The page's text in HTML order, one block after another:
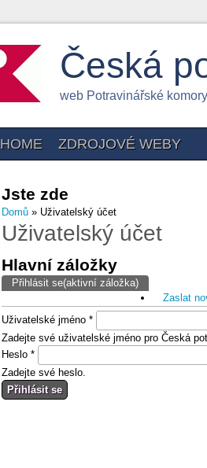
Česká
web Potravinářské
HOME ZDROJOVÉ WEBY
Jste zde
Domů » Uživatelský účet
Uživatelský účet
Hlavní záložky
Přihlásit se(aktivní záložka)
Zaslat
Uživatelské jméno *
Zadejte své uživatelské jméno pro Česká
Heslo *
Zadejte své heslo.